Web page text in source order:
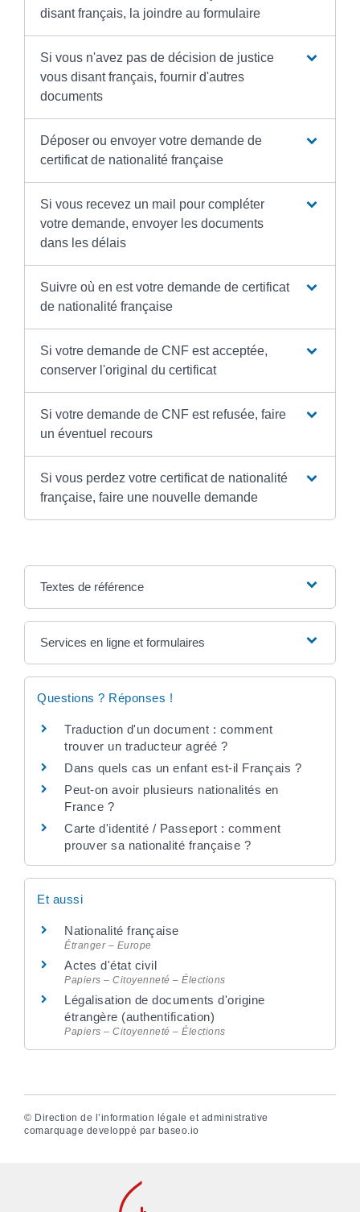
disant français, la joindre au formulaire
Si vous n'avez pas de décision de justice
vous disant français, fournir d'autres
documents
Déposer ou envoyer votre demande de
certificat de nationalité française
Si vous recevez un mail pour compléter
votre demande, envoyer les documents
dans les délais
Suivre où en est votre demande de certificat
de nationalité française
Si votre demande de CNF est acceptée,
conserver l'original du certificat
Si votre demande de CNF est refusée, faire
un éventuel recours
Si vous perdez votre certificat de nationalité
française, faire une nouvelle demande
Textes de référence
Services en ligne et formulaires
Questions ? Réponses !
Traduction d'un document : comment
trouver un traducteur agréé ?
Dans quels cas un enfant est-il Français ?
Peut-on avoir plusieurs nationalités en
France ?
Carte d'identité / Passeport : comment
prouver sa nationalité française ?
Et aussi
Nationalité française
Étranger – Europe
Actes d'état civil
Papiers – Citoyenneté – Élections
Légalisation de documents d'origine
étrangère (authentification)
Papiers – Citoyenneté – Élections
© Direction de l’information légale et administrative
comarquage developpé par baseo.io